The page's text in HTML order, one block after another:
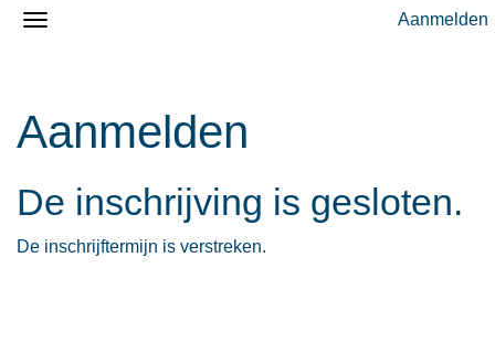
Aanmelden
Aanmelden
De inschrijving is gesloten.
De inschrijftermijn is verstreken.